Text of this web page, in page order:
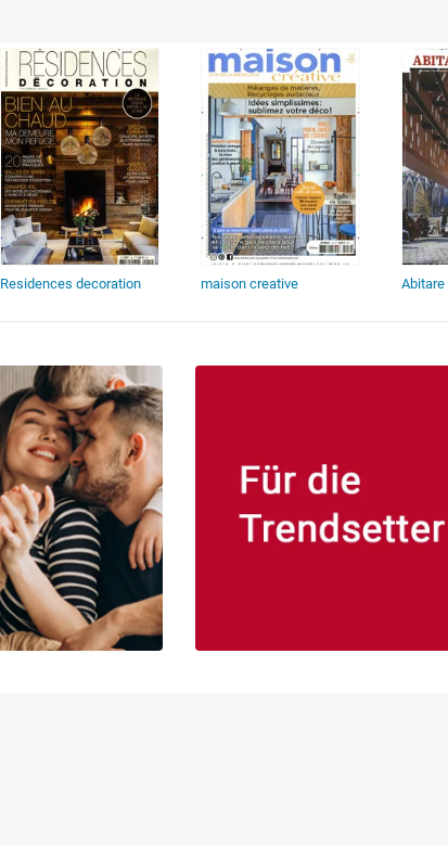
Residences decoration maison creative Abitare